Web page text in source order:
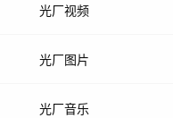
光厂视频
上传视频
光厂图片
上传图片
光厂音乐